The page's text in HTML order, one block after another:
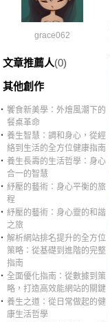
grace062
文章推薦人(0)
其他創作
‧ 饗食新美學：外燴風潮下的
餐桌革命
‧ 養生智慧：調和身心，從經
絡到生活的全方位健康指南
‧ 養生長壽的生活哲學：身心
合一的智慧
‧ 紓壓的藝術：身心平衡的旅
程
‧ 紓壓的藝術：身心靈的和諧
之旅
‧ 解析網站排名提升的全方位
策略：從基礎到進階的完整
指南
‧ 全面優化指南：從數據到策
略，打造高效能網站的關鍵
‧ 養生之道：從日常做起的健
康生活哲學